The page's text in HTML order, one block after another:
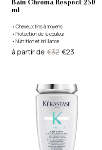
Bain Chroma Respect 250
ml
• Cheveux fins à moyens
• Protection de la couleur
• Nutrition et brillance
à partir de €32 €23